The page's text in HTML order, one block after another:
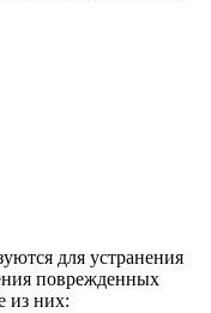
для устранения
поврежденных
из них: